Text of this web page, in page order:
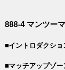
888-4 マンツー
■イントロダクショ
■マッチアップゾ